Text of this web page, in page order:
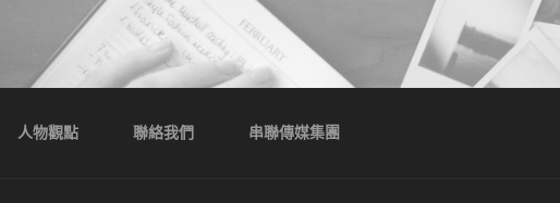
人物觀點 聯絡我們 串聯傳媒集團